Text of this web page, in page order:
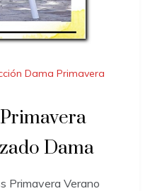
Dama Primavera
Dama
Primavera Verano